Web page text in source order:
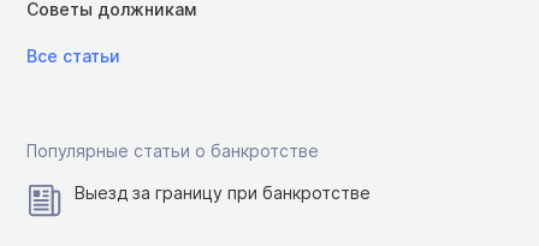
Советы должникам
Все статьи
Популярные статьи о банкротстве
Выезд за границу при банкротстве